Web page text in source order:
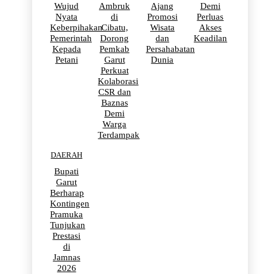
Wujud
Nyata
Keberpihakan
Pemerintah
Kepada
Petani
Ambruk
di
Cibatu,
Dorong
Pemkab
Garut
Perkuat
Kolaborasi
CSR dan
Baznas
Demi
Warga
Terdampak
Ajang
Promosi
Wisata
dan
Persahabatan
Dunia
Demi
Perluas
Akses
Keadilan
DAERAH
Bupati
Garut
Berharap
Kontingen
Pramuka
Tunjukan
Prestasi
di
Jamnas
2026